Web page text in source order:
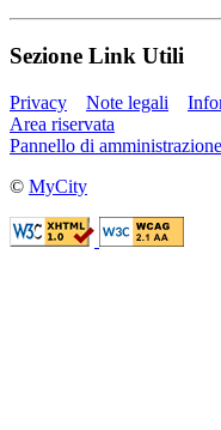
Sezione Link Utili
Privacy Note legali
Area riservata
Pannello di amministrazione
© MyCity